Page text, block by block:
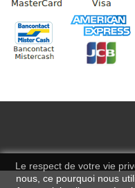
Le respect de votre vie
nous, ce pourquoi nous